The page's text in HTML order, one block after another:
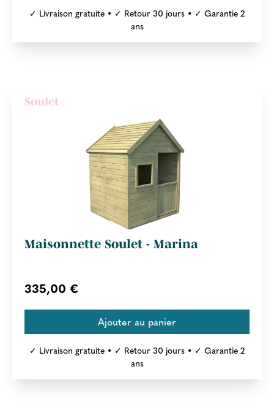
✓ Livraison gratuite • ✓ Retour 30 jours • ✓ Garantie 2
ans
Soulet
Maisonnette Soulet - Marina
335,00 €
✓ Livraison gratuite • ✓ Retour 30 jours • ✓ Garantie 2
ans